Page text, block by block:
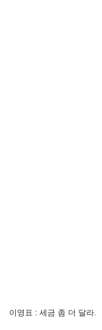
이영표 : 세금 좀 더 달라.